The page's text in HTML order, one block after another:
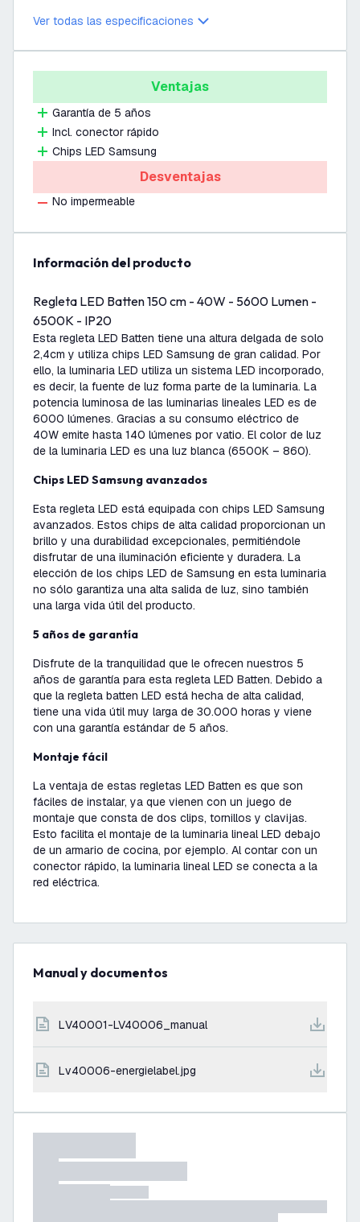
Ver todas las especificaciones
Ventajas
Garantía de 5 años
Incl. conector rápido
Chips LED Samsung
Desventajas
No impermeable
información del producto
Regleta LED Batten 150 cm - 40W - 5600 Lumen -
6500K - IP20
Esta regleta LED Batten tiene una altura delgada de solo
2,4cm y utiliza chips LED Samsung de gran calidad. Por
ello, la luminaria LED utiliza un sistema LED incorporado,
es decir, la fuente de luz forma parte de la luminaria. La
potencia luminosa de las luminarias lineales LED es de
6000 lúmenes. Gracias a su consumo eléctrico de
40W emite hasta 140 lúmenes por vatio. El color de luz
de la luminaria LED es una luz blanca (6500K – 860).
Chips LED Samsung avanzados
Esta regleta LED está equipada con chips LED Samsung
avanzados. Estos chips de alta calidad proporcionan un
brillo y una durabilidad excepcionales, permitiéndole
disfrutar de una iluminación eficiente y duradera. La
elección de los chips LED de Samsung en esta luminaria
no sólo garantiza una alta salida de luz, sino también
una larga vida útil del producto.
5 años de garantía
Disfrute de la tranquilidad que le ofrecen nuestros 5
años de garantía para esta regleta LED Batten. Debido a
que la regleta batten LED está hecha de alta calidad,
tiene una vida útil muy larga de 30.000 horas y viene
con una garantía estándar de 5 años.
Montaje fácil
La ventaja de estas regletas LED Batten es que son
fáciles de instalar, ya que vienen con un juego de
montaje que consta de dos clips, tornillos y clavijas.
Esto facilita el montaje de la luminaria lineal LED debajo
de un armario de cocina, por ejemplo. Al contar con un
conector rápido, la luminaria lineal LED se conecta a la
red eléctrica.
Manual y documentos
LV40001-LV40006_manual
lv40006-energielabel.jpg